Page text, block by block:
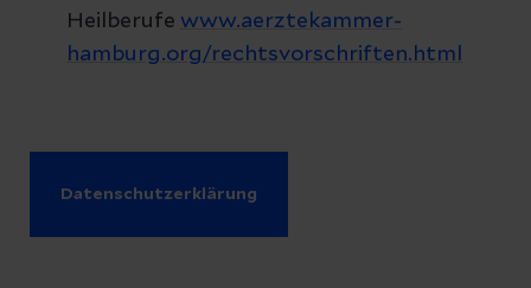
Heilberufe www.aerztekammer-
hamburg.org/rechtsvorschriften.html
Datenschutzerklärung